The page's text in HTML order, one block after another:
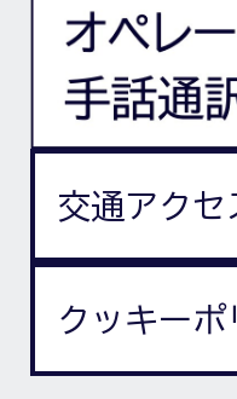
交通アクセ
クッキーポ